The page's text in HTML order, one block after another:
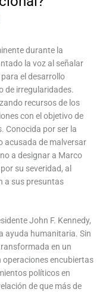
durante la
la voz al señalar
el desarrollo
de irregularidades.
recursos de los
con el objetivo de
Conocida por ser la
acusada de malversar
a designar a Marco
su severidad, al
a sus presuntas
John F. Kennedy,
ayuda humanitaria. Sin
en un
operaciones encubiertas
políticos en
de que más de